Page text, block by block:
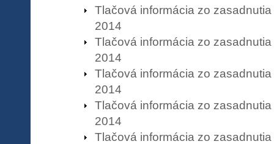
Tlačová informácia zo
2014
Tlačová informácia zo
2014
Tlačová informácia zo
2014
Tlačová informácia zo
2014
Tlačová informácia zo